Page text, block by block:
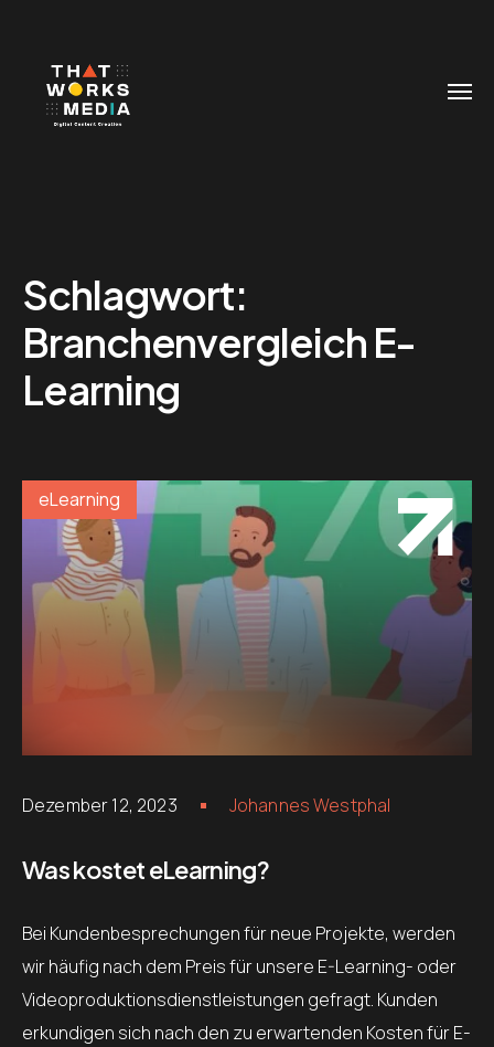
Schlagwort:
Branchenvergleich E-
Learning
eLearning
Dezember 12, 2023 Johannes Westphal
Was kostet eLearning?
Bei Kundenbesprechungen für neue Projekte, werden
wir häufig nach dem Preis für unsere E-Learning- oder
Videoproduktionsdienstleistungen gefragt. Kunden
erkundigen sich nach den zu erwartenden Kosten für E-